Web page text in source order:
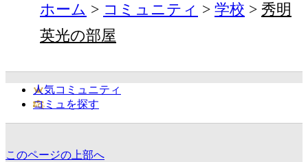
ホーム コミュニティ 学校
秀明
英光の部屋
人気コミュニティ
コミュを探す
このページの上部へ